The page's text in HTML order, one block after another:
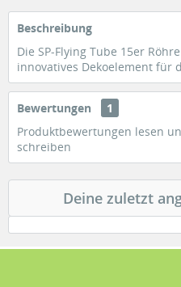
Beschreibung
Die SP‑Flying Tube 15er
innovatives Dekoelement für
Bewertungen
1
Produktbewertungen lesen
schreiben
Deine zuletzt